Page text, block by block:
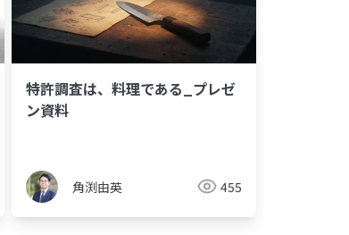
特許調査は、料理である_プレゼ
ン資料
角渕由英 455